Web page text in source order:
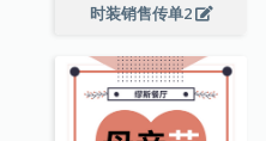
时装销售传单2